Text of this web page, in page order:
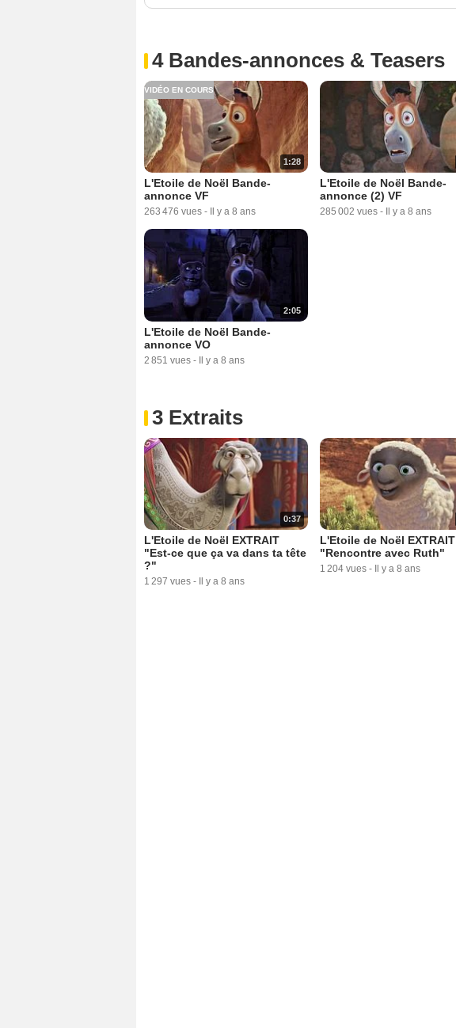
4 Bandes-annonces & Teasers
1:28
VIDÉO EN COURS
L'Etoile de Noël Bande-
annonce VF
263 476 vues - Il y a 8 ans
L'Etoile de Noël Bande-
annonce (2) VF
285 002 vues - Il y a 8 ans
2:05
L'Etoile de Noël Bande-
annonce VO
2 851 vues - Il y a 8 ans
3 Extraits
0:37
L'Etoile de Noël EXTRAIT
"Est-ce que ça va dans ta tête
?"
1 297 vues - Il y a 8 ans
L'Etoile de Noël EXTRAIT
"Rencontre avec Ruth"
1 204 vues - Il y a 8 ans